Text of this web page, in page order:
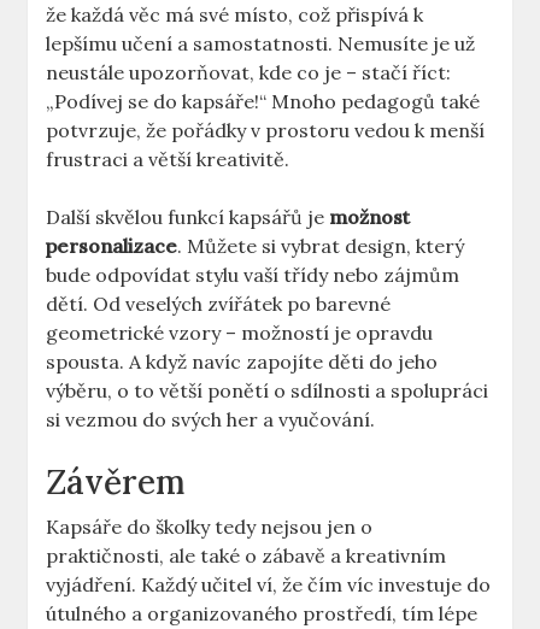
že každá věc má své místo, což přispívá k
lepšímu učení a samostatnosti. Nemusíte je už
neustále upozorňovat, kde co je – stačí říct:
„Podívej se do kapsáře!“ Mnoho pedagogů také
potvrzuje, že pořádky v prostoru vedou k menší
frustraci a větší kreativitě.
Další skvělou funkcí kapsářů je možnost
personalizace. Můžete si vybrat design, který
bude odpovídat stylu vaší třídy nebo zájmům
dětí. Od veselých zvířátek po barevné
geometrické vzory – možností je opravdu
spousta. A když navíc zapojíte děti do jeho
výběru, o to větší ponětí o sdílnosti a spolupráci
si vezmou do svých her a vyučování.
Závěrem
Kapsáře do školky tedy nejsou jen o
praktičnosti, ale také o zábavě a kreativním
vyjádření. Každý učitel ví, že čím víc investuje do
útulného a organizovaného prostředí, tím lépe